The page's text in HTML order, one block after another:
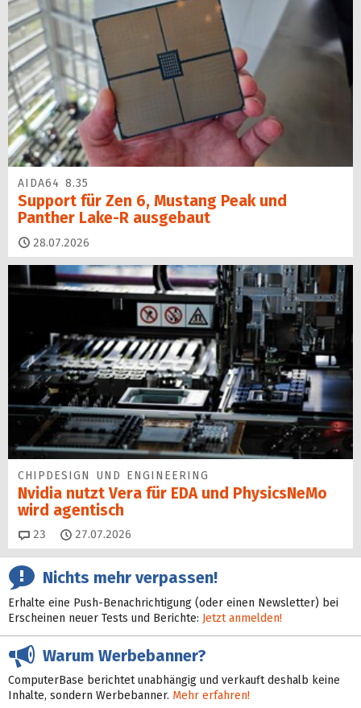
AIDA64 8.35
Support für Zen 6, Mustang Peak und
Panther Lake-R ausgebaut
28.07.2026
CHIPDESIGN UND ENGINEERING
Nvidia nutzt Vera für EDA und PhysicsNeMo
wird agentisch
23 Kommentare
27.07.2026
Nichts mehr verpassen!
Erhalte eine Push-Benachrichtigung (oder einen Newsletter) bei
Erscheinen neuer Tests und Berichte: Jetzt anmelden!
Warum Werbebanner?
ComputerBase berichtet unabhängig und verkauft deshalb keine
Inhalte, sondern Werbebanner. Mehr erfahren!